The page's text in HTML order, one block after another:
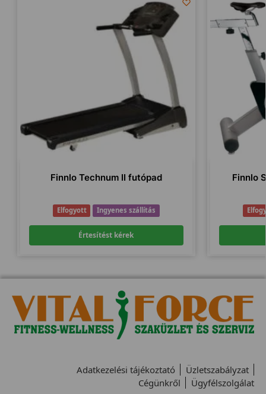
Finnlo Technum II futópad
Elfogyott Ingyenes szállítás
Értesítést kérek
Finnlo
Adatkezelési tájékoztató
Üzletszabályzat
Cégünkről
Ügyfélszolgálat